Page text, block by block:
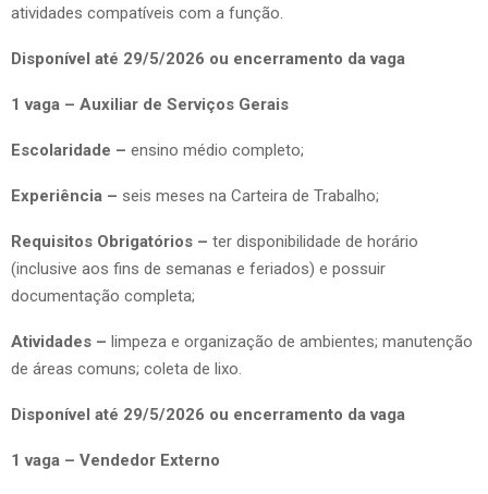
atividades compatíveis com a função.
Disponível até 29/5/2026 ou encerramento da vaga
1 vaga – Auxiliar de Serviços Gerais
Escolaridade – ensino médio completo;
Experiência – seis meses na Carteira de Trabalho;
Requisitos Obrigatórios – ter disponibilidade de horário
(inclusive aos fins de semanas e feriados) e possuir
documentação completa;
Atividades – limpeza e organização de ambientes; manutenção
de áreas comuns; coleta de lixo.
Disponível até 29/5/2026 ou encerramento da vaga
1 vaga – Vendedor Externo